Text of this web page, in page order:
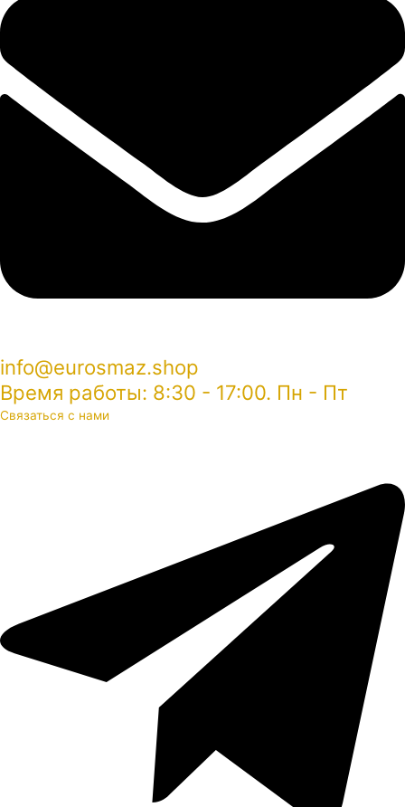
info@eurosmaz.shop
Время работы: 8:30 - 17:00. Пн - Пт
Связаться с нами